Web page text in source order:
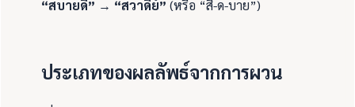
“สบายดี” → “สวาดีย์” (หรือ “สี-ด-บาย”)
ประเภทของผลลัพธ์จากการผวน